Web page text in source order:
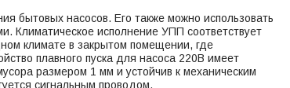
бытовых насосов. Его также можно использовать
Климатическое исполнение УПП соответствует
климате в закрытом помещении, где
плавного пуска для насоса 220В имеет
размером 1 мм и устойчив к механическим
сигнальным проводом.